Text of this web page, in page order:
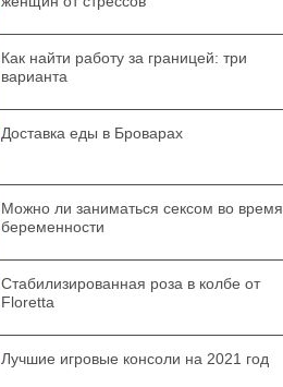
Как найти работу за границей: три
варианта
Доставка еды в Броварах
Можно ли заниматься сексом во время
беременности
Стабилизированная роза в колбе от
Floretta
Лучшие игровые консоли на 2021 год